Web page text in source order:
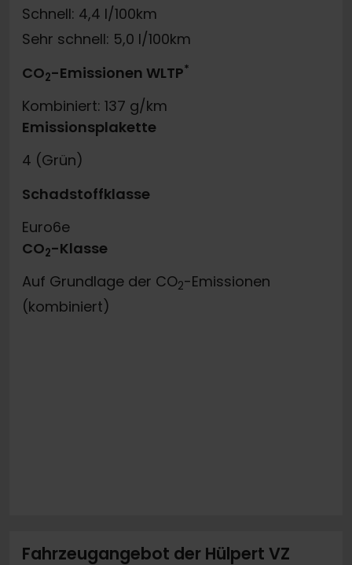
Schnell: 4,4 l/100km
Sehr schnell: 5,0 l/100km
CO2-Emissionen WLTP*
Kombiniert: 137 g/km
Emissionsplakette
4 (Grün)
Schadstoffklasse
Euro6e
CO2-Klasse
Auf Grundlage der CO2-Emissionen
(kombiniert)
Fahrzeugangebot der Hülpert VZ